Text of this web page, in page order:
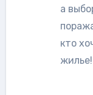
а
кто
жилье!